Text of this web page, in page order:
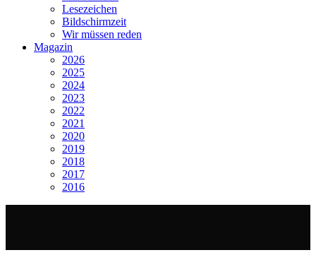
Lesezeichen
Bildschirmzeit
Wir müssen reden
Magazin
2026
2025
2024
2023
2022
2021
2020
2019
2018
2017
2016